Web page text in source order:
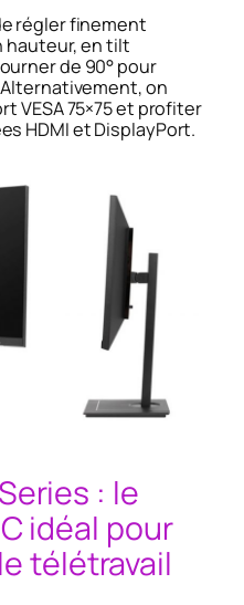
régler finement
hauteur, en tilt
de 90° pour
on
VESA 75×75 et profiter
HDMI et DisplayPort.
: le
idéal pour
télétravail